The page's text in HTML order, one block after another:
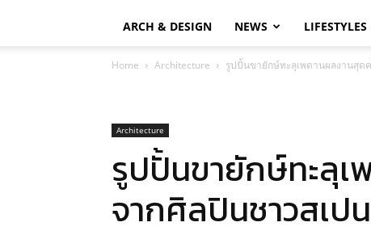
ก่อสร้าง
ARCH & DESIGN NEWS LIFESTYLES
Home Architecture รูปปั้นขายักษ์ทะลุเพดานผลงานสุด
Architecture
รูปปั้นขายักษ์ทะลุ
จากศิลปินชาวสเป